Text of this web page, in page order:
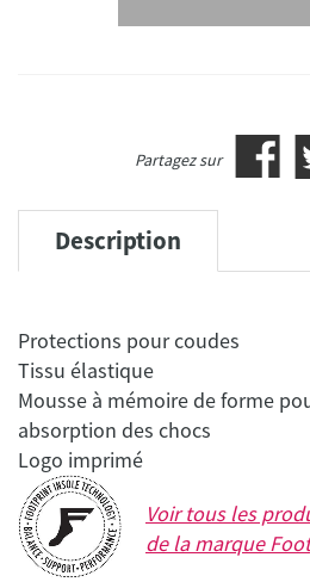
Partagez sur
Description
Protections pour coudes
Tissu élastique
Mousse à mémoire de forme
absorption des chocs
Voir tous les
de la marque